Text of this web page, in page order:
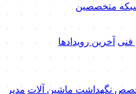
متخصصین
فنی آخرین رویدادها
نگهداشت ماشین آلات مدیر